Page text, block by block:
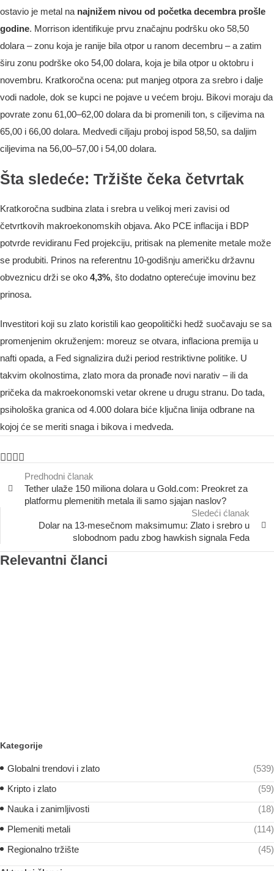
ostavio je metal na najnižem nivou od početka decembra prošle
godine. Morrison identifikuje prvu značajnu podršku oko 58,50
dolara – zonu koja je ranije bila otpor u ranom decembru – a zatim
širu zonu podrške oko 54,00 dolara, koja je bila otpor u oktobru i
novembru. Kratkoročna ocena: put manjeg otpora za srebro i dalje
vodi nadole, dok se kupci ne pojave u većem broju. Bikovi moraju da
povrate zonu 61,00–62,00 dolara da bi promenili ton, s ciljevima na
65,00 i 66,00 dolara. Medvedi ciljaju proboj ispod 58,50, sa daljim
ciljevima na 56,00–57,00 i 54,00 dolara.
Šta sledeće: Tržište čeka četvrtak
Kratkoročna sudbina zlata i srebra u velikoj meri zavisi od
četvrtkovih makroekonomskih objava. Ako PCE inflacija i BDP
potvrde revidiranu Fed projekciju, pritisak na plemenite metale može
se produbiti. Prinos na referentnu 10-godišnju američku državnu
obveznicu drži se oko 4,3%, što dodatno opterećuje imovinu bez
prinosa.
Investitori koji su zlato koristili kao geopolitički hedž suočavaju se sa
promenjenim okruženjem: moreuz se otvara, inflaciona premija u
nafti opada, a Fed signalizira duži period restriktivne politike. U
takvim okolnostima, zlato mora da pronađe novi narativ – ili da
pričeka da makroekonomski vetar okrene u drugu stranu. Do tada,
psihološka granica od 4.000 dolara biće ključna linija odbrane na
kojoj će se meriti snaga i bikova i medveda.
Predhodni članak
Tether ulaže 150 miliona dolara u Gold.com: Preokret za
platformu plemenitih metala ili samo sjajan naslov?
Sledeći ćlanak
Dolar na 13-mesečnom maksimumu: Zlato i srebro u
slobodnom padu zbog hawkish signala Feda
Relevantni članci
Kategorije
Globalni trendovi i zlato
(539)
Kripto i zlato
(59)
Nauka i zanimljivosti
(18)
Plemeniti metali
(114)
Regionalno tržište
(45)